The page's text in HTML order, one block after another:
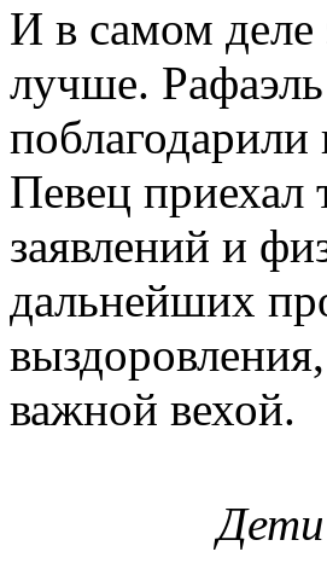
И в самом деле
лучше. Рафаэль
Певец приехал
заявлений и
дальнейших
важной вехой.